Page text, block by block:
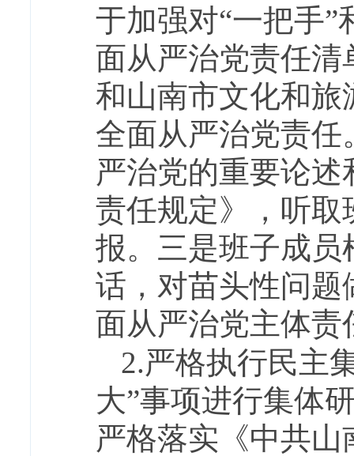
于加强对“一把手
面从严治党责任清
和山南市文化和
全面从严治党责
严治党的重要论
责任规定》，听
报。三是班子成
话，对苗头性问题
面从严治党主体责
2.严格执行民主
大”事项进行集体
严格落实《中共